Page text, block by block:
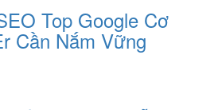
Top Google Cơ
Cần Nắm Vững